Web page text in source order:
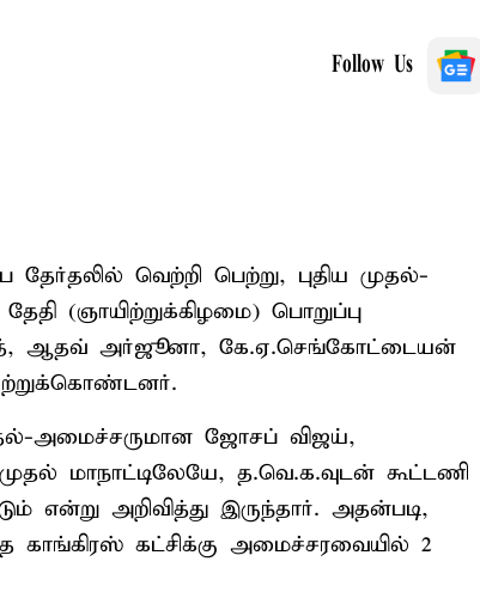
Follow Us
வெற்றி பெற்று, புதிய முதல்-
(ஞாயிற்றுக்கிழமை) பொறுப்பு
ஆதவ் அர்ஜூனா, கே.ஏ.செங்கோட்டையன்
அமைச்சருமான ஜோசப் விஜய்,
மாநாட்டிலேயே, த.வெ.க.வுடன் கூட்டணி
என்று அறிவித்து இருந்தார். அதன்படி,
காங்கிரஸ் கட்சிக்கு அமைச்சரவையில் 2